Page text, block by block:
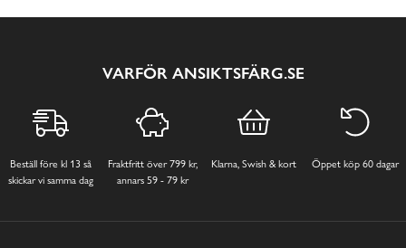
VARFÖR ANSIKTSFÄRG.SE
Beställ före kl 13 så
skickar vi samma dag
Fraktfritt över 799 kr,
annars 59 - 79 kr
Klarna, Swish & kort Öppet köp 60 dagar